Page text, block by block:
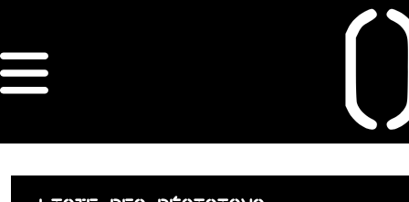
ORDRE DES
ARCHITECTES